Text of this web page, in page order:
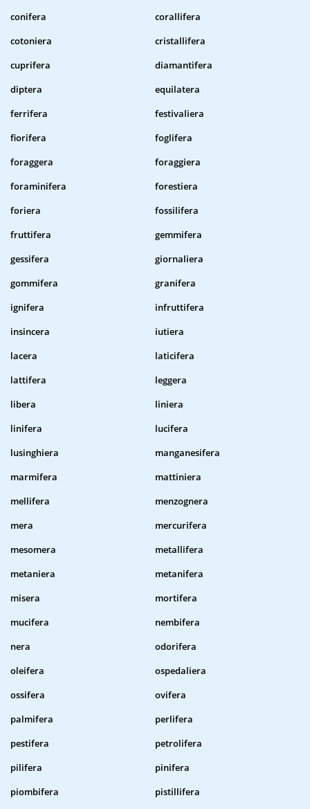
conifera
corallifera
cotoniera
cristallifera
cuprifera
diamantifera
diptera
equilatera
ferrifera
festivaliera
fiorifera
foglifera
foraggera
foraggiera
foraminifera
forestiera
foriera
fossilifera
fruttifera
gemmifera
gessifera
giornaliera
gommifera
granifera
ignifera
infruttifera
insincera
iutiera
lacera
laticifera
lattifera
leggera
libera
liniera
linifera
lucifera
lusinghiera
manganesifera
marmifera
mattiniera
mellifera
menzognera
mera
mercurifera
mesomera
metallifera
metaniera
metanifera
misera
mortifera
mucifera
nembifera
nera
odorifera
oleifera
ospedaliera
ossifera
ovifera
palmifera
perlifera
pestifera
petrolifera
pilifera
pinifera
piombifera
pistillifera